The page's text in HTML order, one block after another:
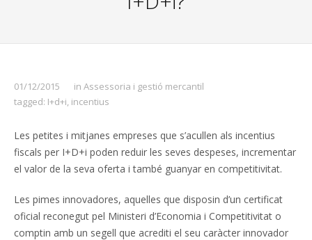
01/12/2015 in Assessoria i gestió mercantil
tagged: I+d+i, incentius
Les petites i mitjanes empreses que s’acullen als incentius
fiscals per I+D+i poden reduir les seves despeses, incrementar
el valor de la seva oferta i també guanyar en competitivitat.
Les pimes innovadores, aquelles que disposin d’un certificat
oficial reconegut pel Ministeri d’Economia i Competitivitat o
comptin amb un segell que acrediti el seu caràcter innovador